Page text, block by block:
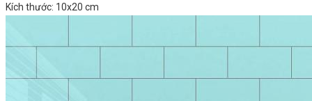
Kích thước: 10x20 cm